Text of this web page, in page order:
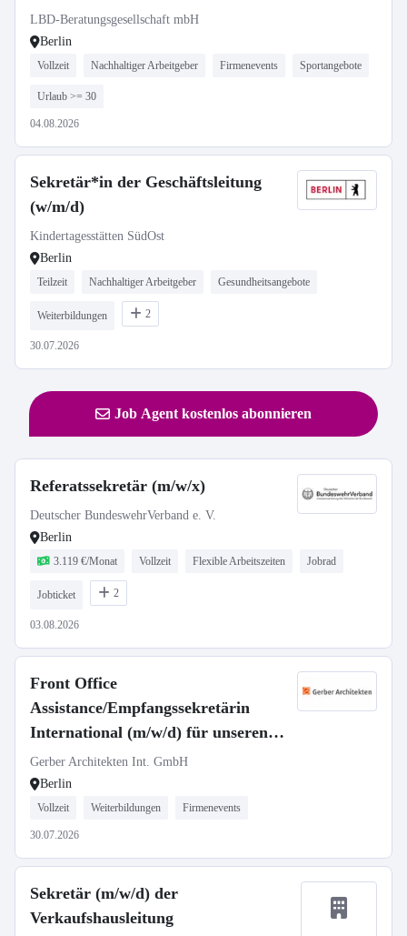
LBD-Beratungsgesellschaft mbH
Berlin
Vollzeit Nachhaltiger Arbeitgeber Firmenevents Sportangebote
Urlaub >= 30
04.08.2026
Sekretär*in der Geschäftsleitung
(w/m/d)
Kindertagesstätten SüdOst
Berlin
Teilzeit Nachhaltiger Arbeitgeber Gesundheitsangebote
Weiterbildungen 2
30.07.2026
Job Agent kostenlos abonnieren
Referatssekretär (m/w/x)
Deutscher BundeswehrVerband e. V.
Berlin
3.119 €/Monat Vollzeit Flexible Arbeitszeiten Jobrad
Jobticket 2
03.08.2026
Front Office
Assistance/Empfangssekretärin
International (m/w/d) für unseren
Standort in Berlin
Gerber Architekten Int. GmbH
Berlin
Vollzeit Weiterbildungen Firmenevents
30.07.2026
Sekretär (m/w/d) der
Verkaufshausleitung